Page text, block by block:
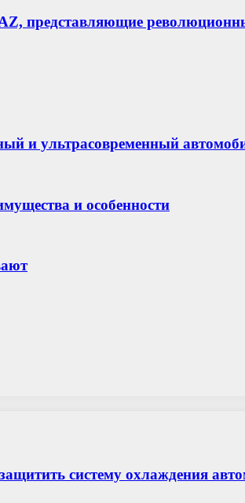
представляющие
и ультрасовременный
и особенности
систему охлаждения